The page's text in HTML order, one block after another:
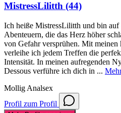
MistressLilitth (44)
Ich heiße MistressLilitth und bin auf
Abenteuern, die das Herz höher
von Gefahr versprühen. Mit meinen
verleihe ich jedem Treffen die
Intensität. In meinen aufregenden
Dessous verführe ich dich in ...
Mollig Analsex
Profil zum Profil